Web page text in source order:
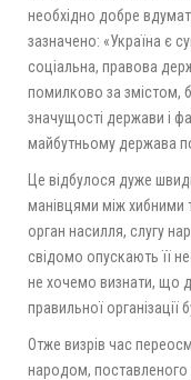
необхідно добре
зазначено: «Україна є
соціальна, правова
помилково за змістом,
значущості держави і
майбутньому держава
Це відбулося дуже
манівцями між хибними
орган насилля, слугу
свідомо опускають її
не хочемо визнати, що
правильної організації
Отже визрів час
народом, поставленого